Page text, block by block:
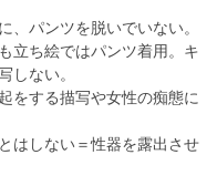
、パンツを脱いでいない。
立ち絵ではパンツ着用。キ
しない。
をする描写や女性の痴態に
はしない＝性器を露出させ